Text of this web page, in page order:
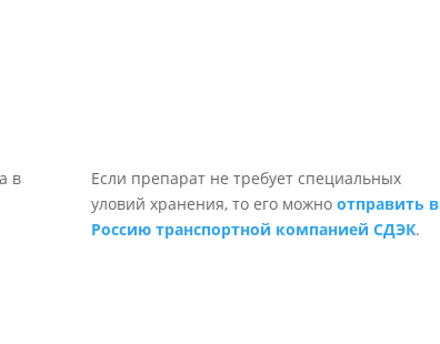
Если препарат не требует специальных
уловий хранения, то его можно отправить в
Россию транспортной компанией СДЭК.